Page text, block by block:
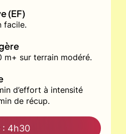
(EF)
facile.
m+ sur terrain modéré.
d’effort à intensité
de récup.
4h30